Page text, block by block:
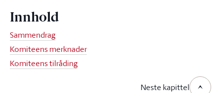
Innhold
Sammendrag
Komiteens merknader
Komiteens tilråding
Neste kapittel